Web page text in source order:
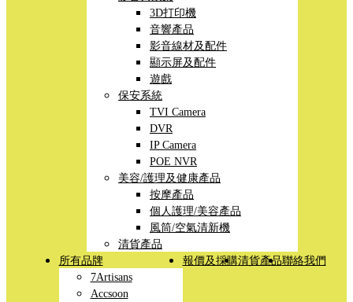
3D打印機
音響產品
影音線材及配件
顯示屏及配件
遊戲
保安系統
TVI Camera
DVR
IP Camera
POE NVR
美容/護理及健康產品
按摩產品
個人護理/美容產品
風筒/空氣清新機
清貨產品
所有品牌
7Artisans
Accsoon
報價及採購清貨產品聯絡我們